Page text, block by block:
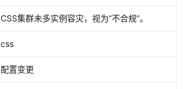
CSS集群未多实例容灾，视为“不合规”。
css
配置变更